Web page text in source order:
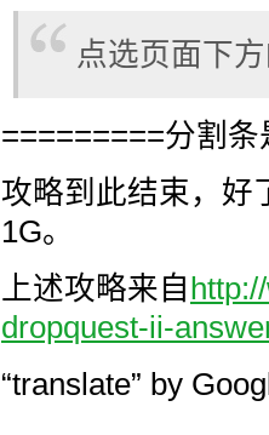
点选页面下
=========分割
攻略到此结束，好
1G。
上述攻略来自
dropquest-ii-
“translate” by